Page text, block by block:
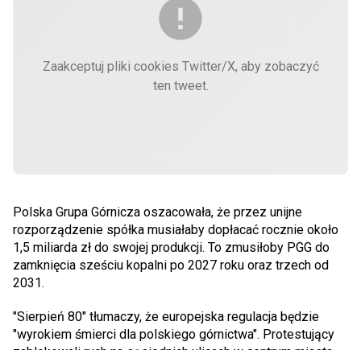
Zaakceptuj pliki cookies Twitter/X, aby zobaczyć
ten tweet.
Polska Grupa Górnicza oszacowała, że przez unijne
rozporządzenie spółka musiałaby dopłacać rocznie około
1,5 miliarda zł do swojej produkcji. To zmusiłoby PGG do
zamknięcia sześciu kopalni po 2027 roku oraz trzech od
2031.
"Sierpień 80" tłumaczy, że europejska regulacja będzie
"wyrokiem śmierci dla polskiego górnictwa". Protestujący